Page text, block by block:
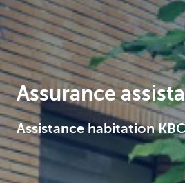
Assurance
Assistance habitation KBC